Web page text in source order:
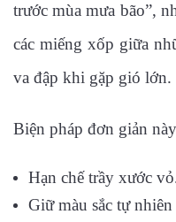
trước mùa mưa bão”,
các miếng xốp giữa
va đập khi gặp gió lớn.
Biện pháp đơn giản
Hạn chế trầy xước
Giữ màu sắc tự nhiên